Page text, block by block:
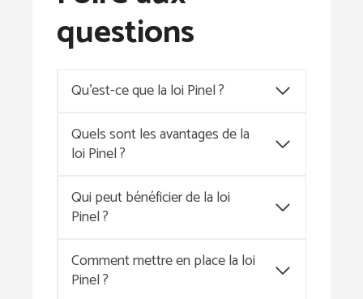
questions
Qu’est-ce que la loi Pinel ?
Quels sont les avantages de la
loi Pinel ?
Qui peut bénéficier de la loi
Pinel ?
Comment mettre en place la loi
Pinel ?